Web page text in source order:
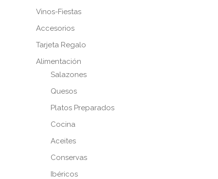
Vinos-Fiestas
Accesorios
Tarjeta Regalo
Alimentación
Salazones
Quesos
Platos Preparados
Cocina
Aceites
Conservas
Ibéricos